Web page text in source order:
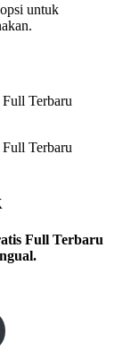
untuk
Full Terbaru